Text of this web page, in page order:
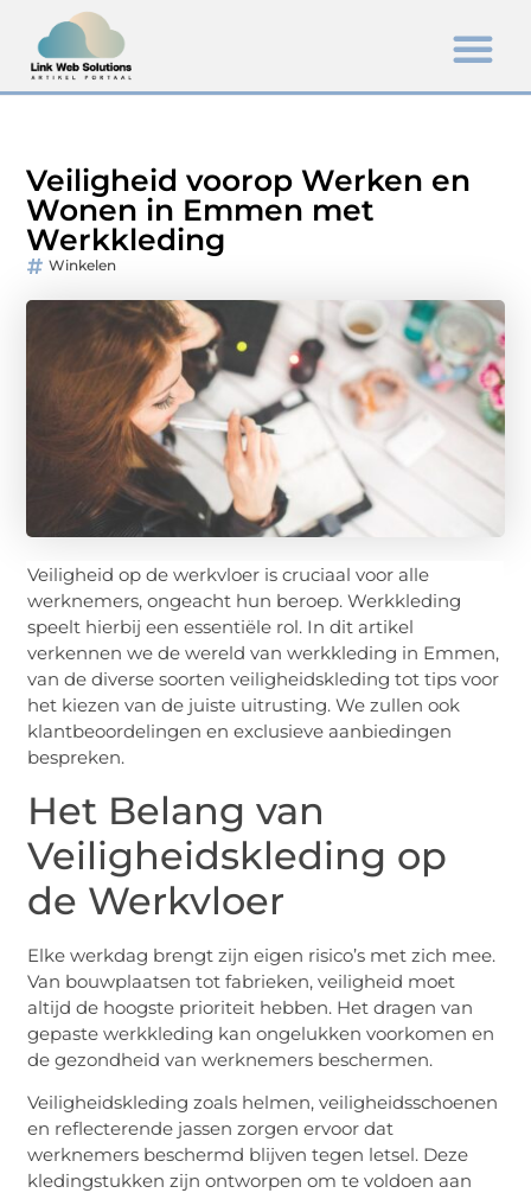
Veiligheid voorop Werken en
Wonen in Emmen met
Werkkleding
Winkelen
Veiligheid op de werkvloer is cruciaal voor alle
werknemers, ongeacht hun beroep. Werkkleding
speelt hierbij een essentiële rol. In dit artikel
verkennen we de wereld van werkkleding in Emmen,
van de diverse soorten veiligheidskleding tot tips voor
het kiezen van de juiste uitrusting. We zullen ook
klantbeoordelingen en exclusieve aanbiedingen
bespreken.
Het Belang van
Veiligheidskleding op
de Werkvloer
Elke werkdag brengt zijn eigen risico’s met zich mee.
Van bouwplaatsen tot fabrieken, veiligheid moet
altijd de hoogste prioriteit hebben. Het dragen van
gepaste werkkleding kan ongelukken voorkomen en
de gezondheid van werknemers beschermen.
Veiligheidskleding zoals helmen, veiligheidsschoenen
en reflecterende jassen zorgen ervoor dat
werknemers beschermd blijven tegen letsel. Deze
kledingstukken zijn ontworpen om te voldoen aan